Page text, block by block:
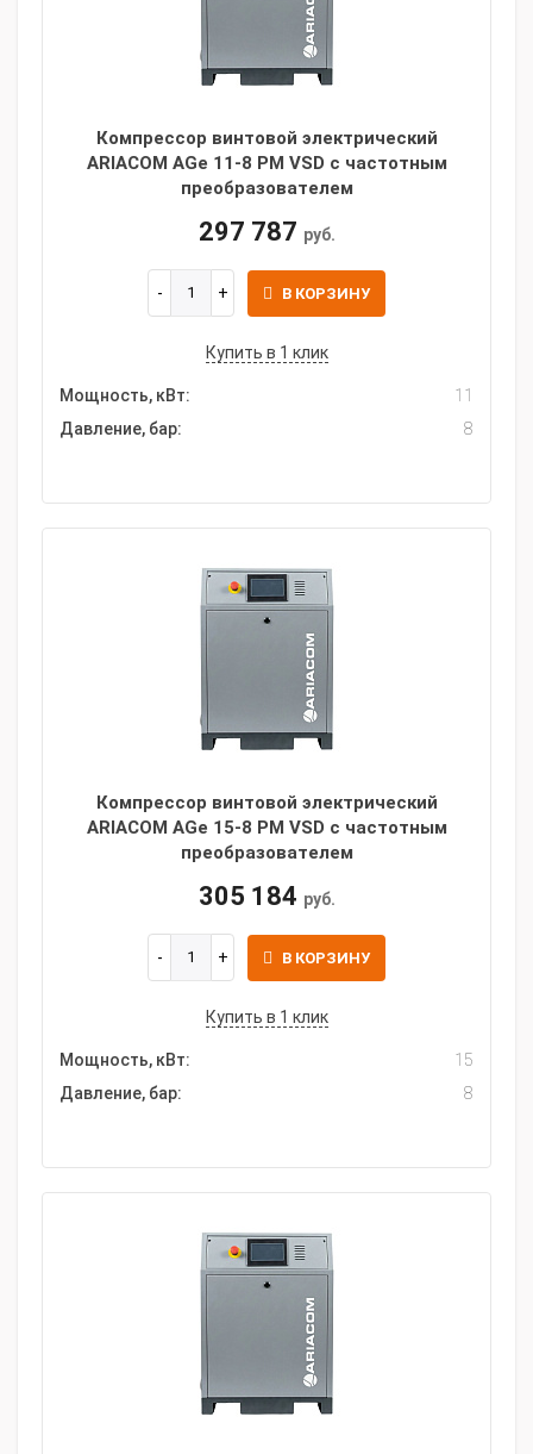
Компрессор винтовой электрический
ARIACOM AGe 11-8 PM VSD с частотным
преобразователем
297 787 руб.
В КОРЗИНУ
Купить в 1 клик
Мощность, кВт:
11
Давление, бар:
8
Компрессор винтовой электрический
ARIACOM AGe 15-8 PM VSD с частотным
преобразователем
305 184 руб.
В КОРЗИНУ
Купить в 1 клик
Мощность, кВт:
15
Давление, бар:
8